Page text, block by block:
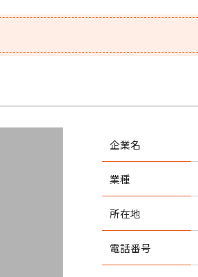
企業名
業種
所在地
電話番号